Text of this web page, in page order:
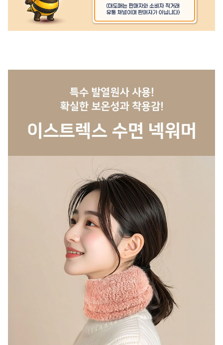
제조국
주문후 예상 배송기간 상품 상세설명 참조